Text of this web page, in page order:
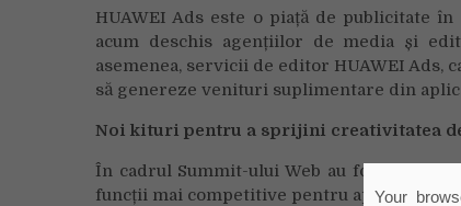
HUAWEI Ads este o piață de publicitate
acum deschis agențiilor de media și
asemenea, servicii de editor HUAWEI
să genereze venituri suplimentare din
Noi kituri pentru a sprijini creativitatea
În cadrul Summit-ului Web au fost
funcții mai competitive pentru aplicații – un
Your